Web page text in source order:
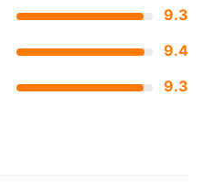
9.3
9.4
9.3